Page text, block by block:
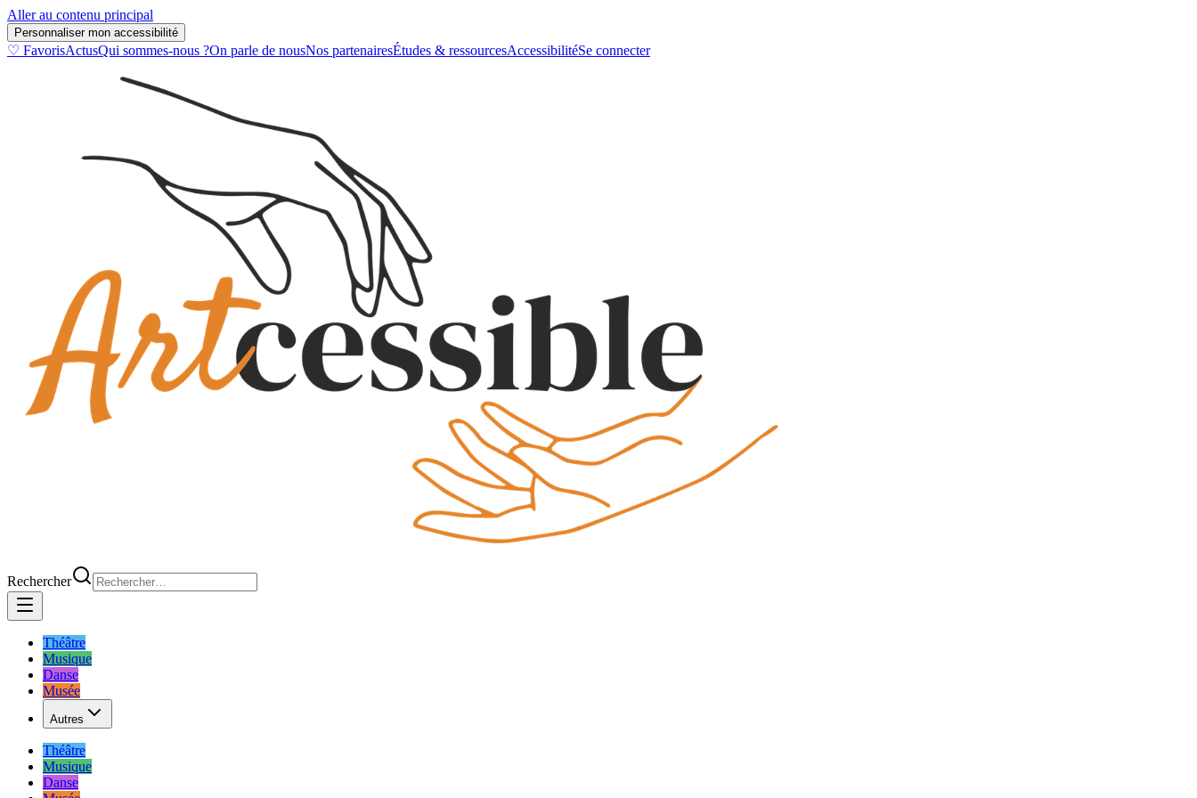
Aller au contenu principal
Personnaliser mon accessibilité
♡ FavorisActusQui sommes-nous ?On parle de nousNos partenairesÉtudes & ressourcesAccessibilitéSe connecter
Rechercher
Théâtre
Musique
Danse
Musée
Autres
Théâtre
Musique
Danse